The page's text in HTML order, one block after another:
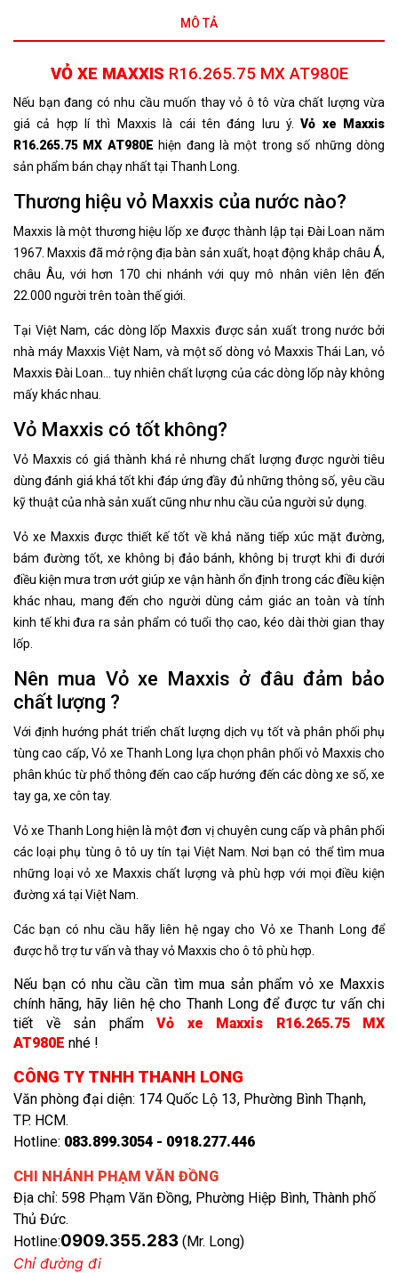
MÔ TẢ
VỎ XE MAXXIS R16.265.75 MX AT980E
Nếu bạn đang có nhu cầu muốn thay vỏ ô tô vừa chất lượng vừa
giá cả hợp lí thì Maxxis là cái tên đáng lưu ý.Vỏ xe Maxxis
R16.265.75 MX AT980E hiện đang là một trong số những dòng
sản phẩm bán chạy nhất tại Thanh Long.
Thương hiệu vỏ Maxxis của nước nào?
Maxxis là một thương hiệu lốp xe được thành lập tại Đài Loan năm
1967. Maxxis đã mở rộng địa bàn sản xuất, hoạt động khắp châu Á,
châu Âu, với hơn 170 chi nhánh với quy mô nhân viên lên đến
22.000 người trên toàn thế giới.
Tại Việt Nam, các dòng lốp Maxxis được sản xuất trong nước bởi
nhà máy Maxxis Việt Nam, và một số dòng vỏ Maxxis Thái Lan, vỏ
Maxxis Đài Loan... tuy nhiên chất lượng của các dòng lốp này không
mấy khác nhau.
Vỏ Maxxis có tốt không?
Vỏ Maxxis có giá thành khá rẻ nhưng chất lượng được người tiêu
dùng đánh giá khá tốt khi đáp ứng đầy đủ những thông số, yêu cầu
kỹ thuật của nhà sản xuất cũng như nhu cầu của người sử dụng.
Vỏ xe Maxxis được thiết kế tốt về khả năng tiếp xúc mặt đường,
bám đường tốt, xe không bị đảo bánh, không bị trượt khi đi dưới
điều kiện mưa trơn ướt giúp xe vận hành ổn định trong các điều kiện
khác nhau, mang đến cho người dùng cảm giác an toàn và tính
kinh tế khi đưa ra sản phẩm có tuổi thọ cao, kéo dài thời gian thay
lốp.
Nên mua Vỏ xe Maxxis ở đâu đảm bảo
chất lượng ?
Với định hướng phát triển chất lượng dịch vụ tốt và phân phối phụ
tùng cao cấp, Vỏ xe Thanh Long lựa chọn phân phối vỏ Maxxis cho
phân khúc từ phổ thông đến cao cấp hướng đến các dòng xe số, xe
tay ga, xe côn tay.
Vỏ xe Thanh Long hiện là một đơn vị chuyên cung cấp và phân phối
các loại phụ tùng ô tô uy tín tại Việt Nam. Nơi bạn có thể tìm mua
những loại vỏ xe Maxxis chất lượng và phù hợp với mọi điều kiện
đường xá tại Việt Nam.
Các bạn có nhu cầu hãy liên hệ ngay cho Vỏ xe Thanh Long để
được hỗ trợ tư vấn và thay vỏ Maxxis cho ô tô phù hợp.
Nếu bạn có nhu cầu cần tìm mua sản phẩm vỏ xe Maxxis
chính hãng, hãy liên hệ cho Thanh Long để được tư vấn chi
tiết về sản phẩm Vỏ xe Maxxis R16.265.75 MX
AT980E nhé !
CÔNG TY TNHH THANH LONG
Văn phòng đại diện: 174 Quốc Lộ 13, Phường Bình Thạnh,
TP. HCM.
Hotline: 083.899.3054 - 0918.277.446
CHI NHÁNH PHẠM VĂN ĐỒNG
Địa chỉ: 598 Phạm Văn Đồng, Phường Hiệp Bình, Thành phố
Thủ Đức.
Hotline:0909.355.283 (Mr. Long)
Chỉ đường đi